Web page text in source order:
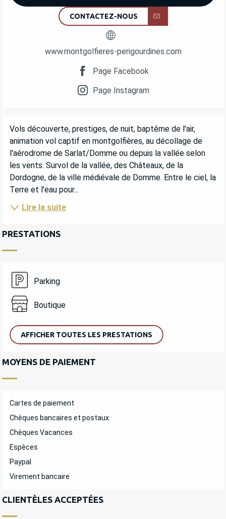
CONTACTEZ-NOUS
www.montgolfieres-perigourdines.com
Page Facebook
Page Instagram
DESCRIPTION
Vols découverte, prestiges, de nuit, baptême de l'air,
animation vol captif en montgolfières, au décollage de
l'aérodrome de Sarlat/Domme ou depuis la vallée selon
les vents. Survol de la vallée, des Châteaux, de la
Dordogne, de la ville médiévale de Domme. Entre le ciel, la
Terre et l'eau pour...
Lire la suite
PRESTATIONS
Parking
Boutique
AFFICHER TOUTES LES PRESTATIONS
MOYENS DE PAIEMENT
Cartes de paiement
Chèques bancaires et postaux
Chèques Vacances
Espèces
Paypal
Virement bancaire
CLIENTÈLES ACCEPTÉES